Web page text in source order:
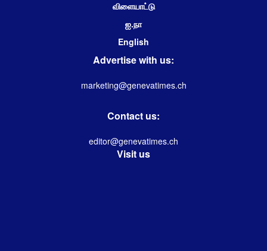
விளையாட்டு
ஐ.நா
English
Advertise with us:
marketing@genevatimes.ch
Contact us:
editor@genevatimes.ch
Visit us